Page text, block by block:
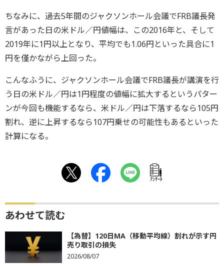
ちなみに、過去5年間のジャクソンホール会議でFRB議長発
言があった日の米ドル／円値幅は、この2016年と、そして
2019年に1円以上となり、平均でも1.06円といった具合に1
円を僅かながら上回った。
こんなふうに、ジャクソンホール会議でFRB議長が講演を行
う日の米ドル／円は1円程度の値幅に拡大するというパター
ンが今回も機能するなら、米ドル／円は下落するなら105円
割れ、逆に上昇するなら107円乗せの可能性もあるといった
計算になる。
ｱﾝｹｰﾄ
あわせて読む
【為替】120日MA（移動平均線）割れが示す円
売り取引の損失
2026/08/07